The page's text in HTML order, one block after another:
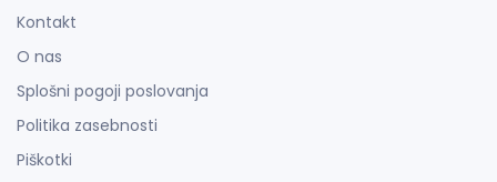
Kontakt
O nas
Splošni pogoji poslovanja
Politika zasebnosti
Piškotki